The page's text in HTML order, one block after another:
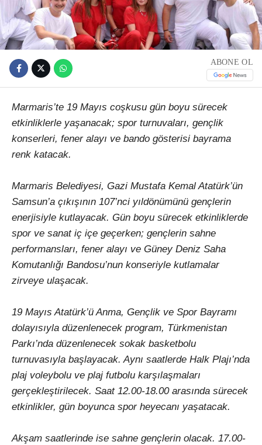
ABONE OL
Marmaris’te 19 Mayıs coşkusu gün boyu sürecek
etkinliklerle yaşanacak; spor turnuvaları, gençlik
konserleri, fener alayı ve bando gösterisi bayrama
renk katacak.
Marmaris Belediyesi, Gazi Mustafa Kemal Atatürk’ün
Samsun’a çıkışının 107’nci yıldönümünü gençlerin
enerjisiyle kutlayacak. Gün boyu sürecek etkinliklerde
spor ve sanat iç içe geçerken; gençlerin sahne
performansları, fener alayı ve Güney Deniz Saha
Komutanlığı Bandosu’nun konseriyle kutlamalar
zirveye ulaşacak.
19 Mayıs Atatürk’ü Anma, Gençlik ve Spor Bayramı
dolayısıyla düzenlenecek program, Türkmenistan
Parkı’nda düzenlenecek sokak basketbolu
turnuvasıyla başlayacak. Aynı saatlerde Halk Plajı’nda
plaj voleybolu ve plaj futbolu karşılaşmaları
gerçekleştirilecek. Saat 12.00-18.00 arasında sürecek
etkinlikler, gün boyunca spor heyecanı yaşatacak.
Akşam saatlerinde ise sahne gençlerin olacak. 17.00-